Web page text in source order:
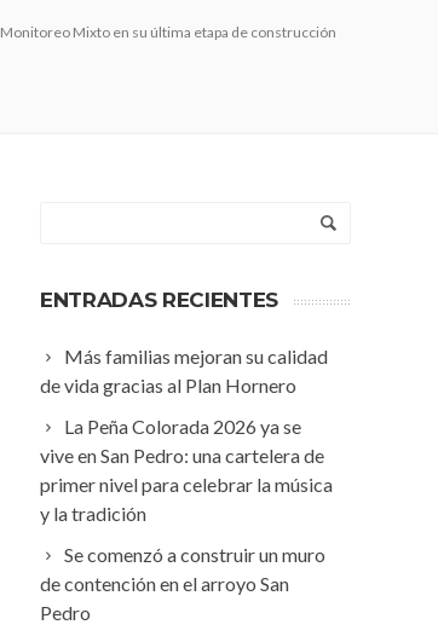
Mixto en su última etapa de construcción
ENTRADAS RECIENTES
Más familias mejoran su calidad
de vida gracias al Plan Hornero
La Peña Colorada 2026 ya se
vive en San Pedro: una cartelera de
primer nivel para celebrar la música
y la tradición
Se comenzó a construir un muro
de contención en el arroyo San
Pedro